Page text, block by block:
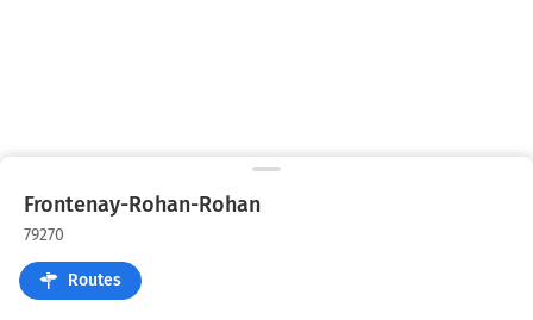
Frontenay-Rohan-Rohan
79270
Routes